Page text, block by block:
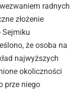
radnych
złożenie
Sejmiku
że osoba na
najwyższych
okoliczności
prze niego